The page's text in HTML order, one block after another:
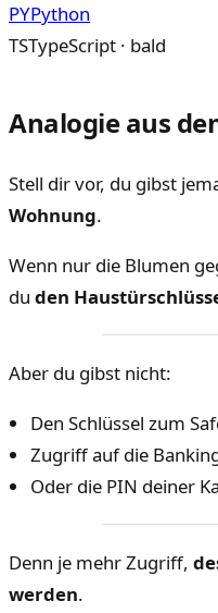
PYPython
TSTypeScript · bald
Analogie aus
Stell dir vor, du gibst
Wohnung.
Wenn nur die Blumen
du den
Aber du gibst nicht:
Den Schlüssel zum
Zugriff auf die
Oder die PIN deiner
Denn je mehr Zugriff,
werden.